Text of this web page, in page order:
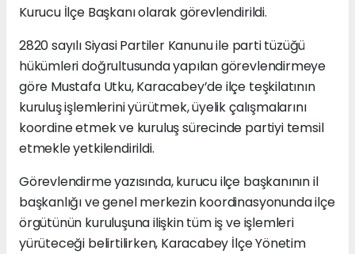
Kurucu İlçe Başkanı olarak görevlendirildi.
2820 sayılı Siyasi Partiler Kanunu ile parti tüzüğü
hükümleri doğrultusunda yapılan görevlendirmeye
göre Mustafa Utku, Karacabey’de ilçe teşkilatının
kuruluş işlemlerini yürütmek, üyelik çalışmalarını
koordine etmek ve kuruluş sürecinde partiyi temsil
etmekle yetkilendirildi.
Görevlendirme yazısında, kurucu ilçe başkanının il
başkanlığı ve genel merkezin koordinasyonunda ilçe
örgütünün kuruluşuna ilişkin tüm iş ve işlemleri
yürüteceği belirtilirken, Karacabey İlçe Yönetim